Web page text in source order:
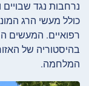
נרחבות נגד שבויים
כולל מעשי הרג
רפואיים. המעשים
בהיסטוריה של
המלחמה.